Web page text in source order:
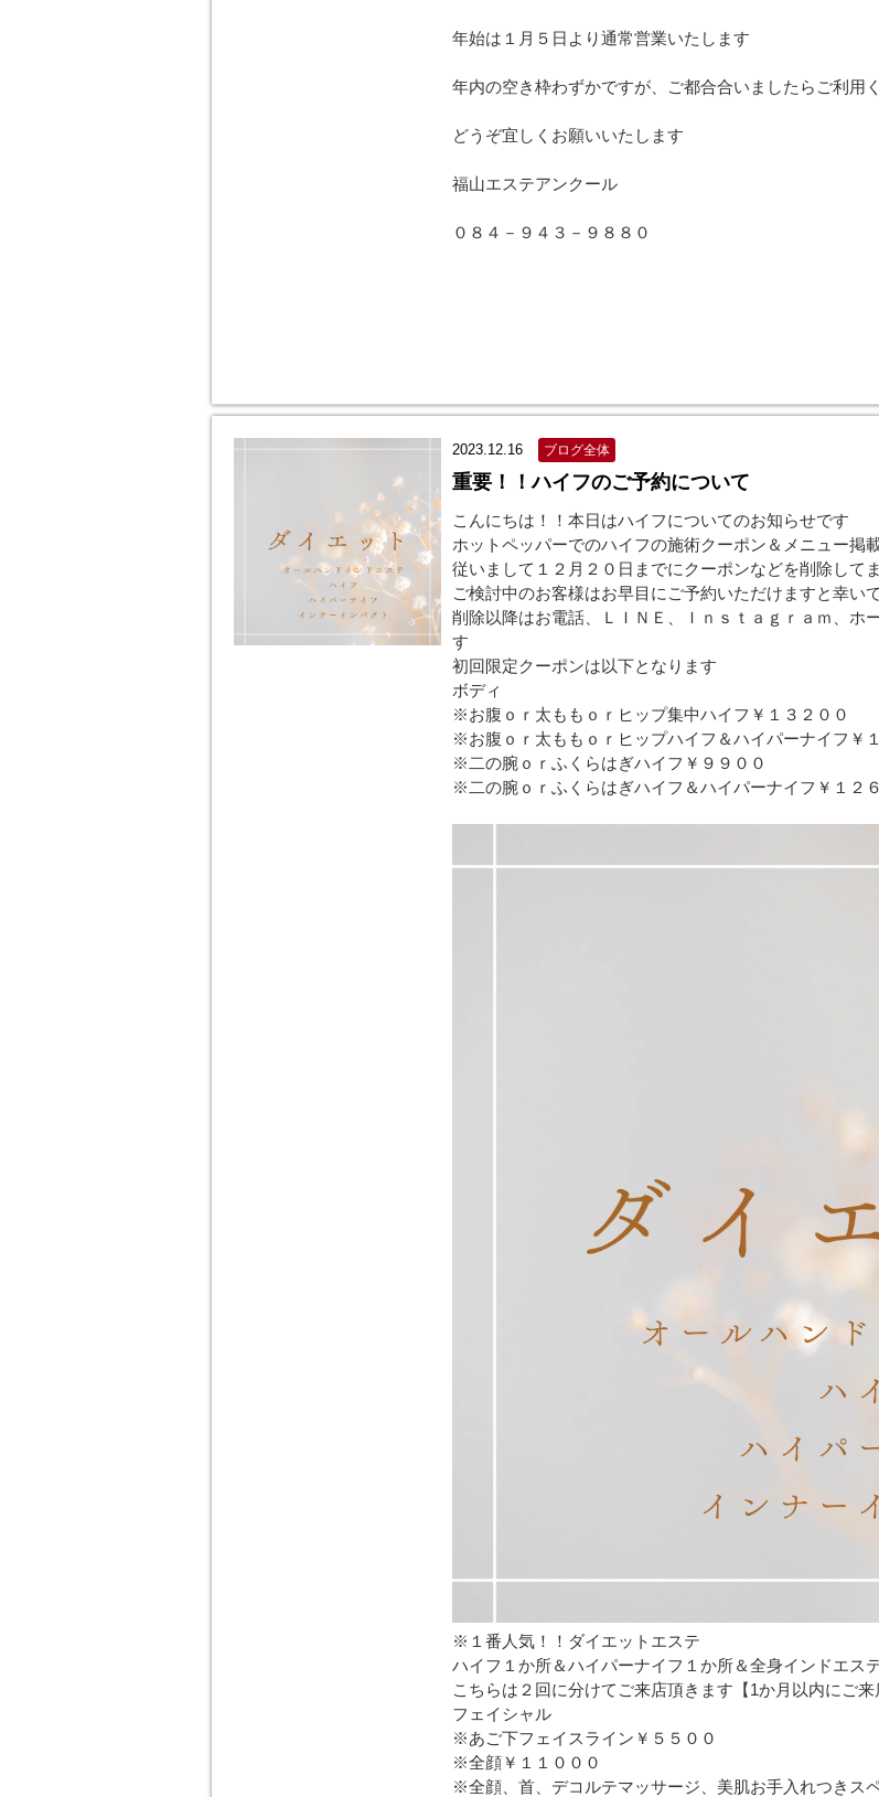
年始は１月５日より通常営業いたします
年内の空き枠わずかですが、ご都合合いましたらご利用
どうぞ宜しくお願いいたします
福山エステアンクール
０８４－９４３－９８８０
2023.12.16 ブログ全体
重要！！ハイフのご予約について
こんにちは！！本日はハイフについてのお知らせです
ホットペッパーでのハイフの施術クーポン＆メニュー掲
従いまして１２月２０日までにクーポンなどを削除して
ご検討中のお客様はお早目にご予約いただけますと幸い
削除以降はお電話、ＬＩＮＥ、Ｉｎｓｔａｇｒａｍ、ホ
す
初回限定クーポンは以下となります
ボディ
※お腹ｏｒ太ももｏｒヒップ集中ハイフ￥１３２００
※お腹ｏｒ太ももｏｒヒップハイフ＆ハイパーナイフ￥
※二の腕ｏｒふくらはぎハイフ￥９９００
※二の腕ｏｒふくらはぎハイフ＆ハイパーナイフ￥１２
※１番人気！！ダイエットエステ
ハイフ１か所＆ハイパーナイフ１か所＆全身インドエス
こちらは２回に分けてご来店頂きます【1か月以内にご来
フェイシャル
※あご下フェイスライン￥５５００
※全顔￥１１０００
※全顔、首、デコルテマッサージ、美肌お手入れつきス